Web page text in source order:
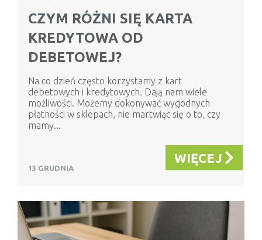
CZYM RÓŻNI SIĘ KARTA
KREDYTOWA OD
DEBETOWEJ?
Na co dzień często korzystamy z kart
debetowych i kredytowych. Dają nam wiele
możliwości. Możemy dokonywać wygodnych
płatności w sklepach, nie martwiąc się o to, czy
mamy...
13 GRUDNIA
WIĘCEJ